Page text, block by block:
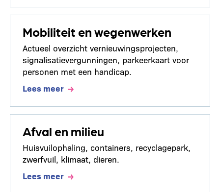
Mobiliteit en wegenwerken
Actueel overzicht vernieuwingsprojecten,
signalisatievergunningen, parkeerkaart voor
personen met een handicap.
Lees meer
Afval en milieu
Huisvuilophaling, containers, recyclagepark,
zwerfvuil, klimaat, dieren.
Lees meer